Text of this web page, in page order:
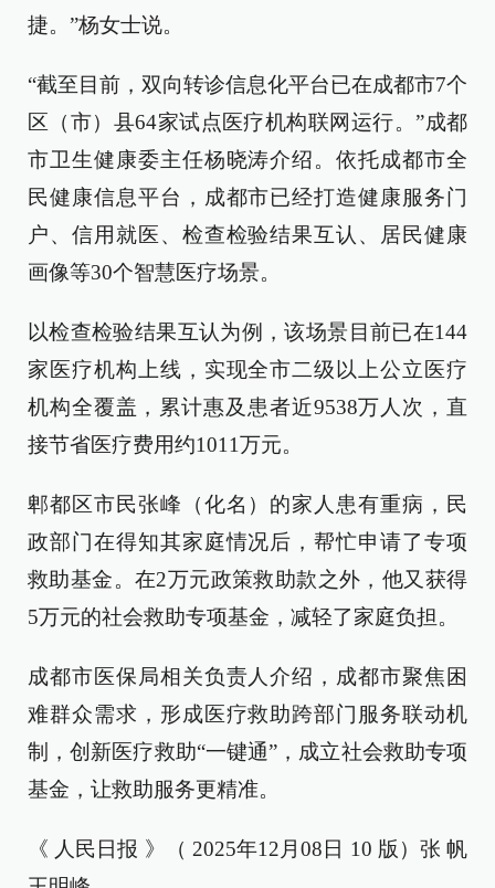
捷。”杨女士说。
“截至目前，双向转诊信息化平台已在成都市7个
区（市）县64家试点医疗机构联网运行。”成都
市卫生健康委主任杨晓涛介绍。依托成都市全
民健康信息平台，成都市已经打造健康服务门
户、信用就医、检查检验结果互认、居民健康
画像等30个智慧医疗场景。
以检查检验结果互认为例，该场景目前已在144
家医疗机构上线，实现全市二级以上公立医疗
机构全覆盖，累计惠及患者近9538万人次，直
接节省医疗费用约1011万元。
郫都区市民张峰（化名）的家人患有重病，民
政部门在得知其家庭情况后，帮忙申请了专项
救助基金。在2万元政策救助款之外，他又获得
5万元的社会救助专项基金，减轻了家庭负担。
成都市医保局相关负责人介绍，成都市聚焦困
难群众需求，形成医疗救助跨部门服务联动机
制，创新医疗救助“一键通”，成立社会救助专项
基金，让救助服务更精准。
《 人民日报 》（ 2025年12月08日 10 版）张 帆